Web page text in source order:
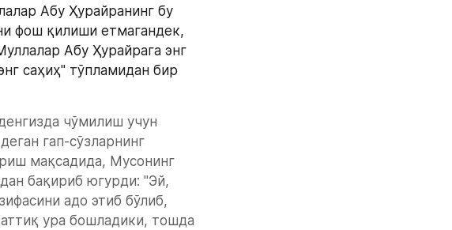
Абу Ҳурайранинг бу
фош қилиши етмагандек,
Абу Ҳурайрага энг
саҳиҳ" тўпламидан бир
чўмилиш учун
гап-сўзларнинг
мақсадида, Мусонинг
бақириб югурди: "Эй,
адо этиб бўлиб,
ура бошладики, тошда